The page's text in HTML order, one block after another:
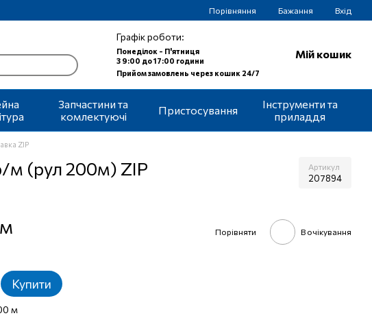
Порівняння Бажання Вхід
Графік роботи:
Понеділок - П'ятниця
З 9:00 до 17:00 години
Прийом замовлень через кошик 24/7
Мій кошик
Запчастини та
комлектуючі
Пристосування
Інструменти та
приладдя
ZIP
м (рул 200м) ZIP Артикул
207894
Порівняти В очікування
Купити
м